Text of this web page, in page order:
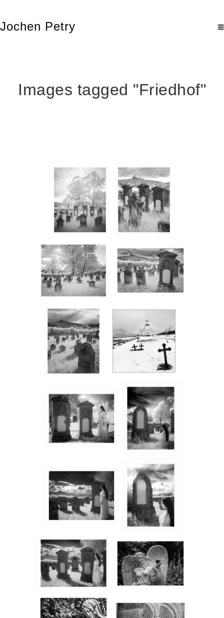
Jochen Petry
Images tagged "Friedhof"